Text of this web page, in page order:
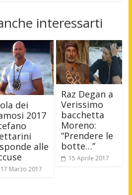
interessarti
dei
2017
alle
17 Marzo 2017
Raz Degan a
Verissimo
bacchetta
Moreno:
“Prendere le
botte…”
15 Aprile 2017